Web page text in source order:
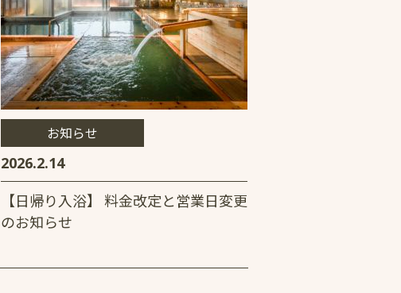
お知らせ
2026.2.14
【日帰り入浴】 料金改定と営業日変更
のお知らせ